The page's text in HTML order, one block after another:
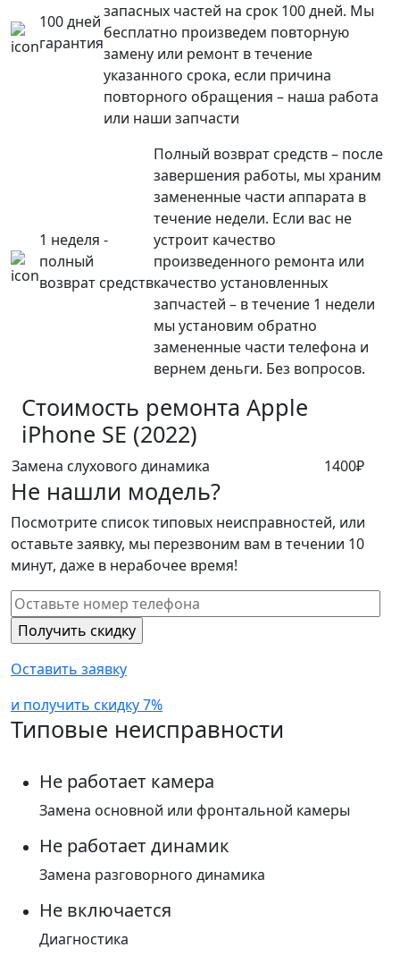
100 дней
гарантия
запасных частей на срок 100 дней. Мы
бесплатно произведем повторную
замену или ремонт в течение
указанного срока, если причина
повторного обращения – наша работа
или наши запчасти
1 неделя -
полный
возврат средств
Полный возврат средств – после
завершения работы, мы храним
замененные части аппарата в
течение недели. Если вас не
устроит качество
произведенного ремонта или
качество установленных
запчастей – в течение 1 недели
мы установим обратно
замененные части телефона и
вернем деньги. Без вопросов.
Стоимость ремонта Apple
iPhone SE (2022)
Замена слухового динамика 1400₽
Не нашли модель?
Посмотрите список типовых неисправностей, или
оставьте заявку, мы перезвоним вам в течении 10
минут, даже в нерабочее время!
Оставить заявку
и получить скидку 7%
Типовые неисправности
Не работает камера
Замена основной или фронтальной камеры
Не работает динамик
Замена разговорного динамика
Не включается
Диагностика